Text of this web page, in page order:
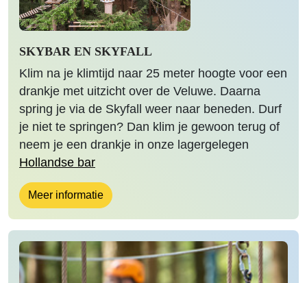
SKYBAR EN SKYFALL
Klim na je klimtijd naar 25 meter hoogte voor een
drankje met uitzicht over de Veluwe. Daarna
spring je via de Skyfall weer naar beneden. Durf
je niet te springen? Dan klim je gewoon terug of
neem je een drankje in onze lagergelegen
Hollandse bar
Meer informatie